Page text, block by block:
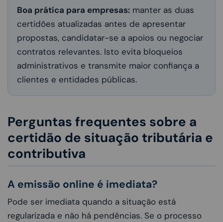
Boa prática para empresas: manter as duas
certidões atualizadas antes de apresentar
propostas, candidatar-se a apoios ou negociar
contratos relevantes. Isto evita bloqueios
administrativos e transmite maior confiança a
clientes e entidades públicas.
Perguntas frequentes sobre a
certidão de situação tributária e
contributiva
A emissão online é imediata?
Pode ser imediata quando a situação está
regularizada e não há pendências. Se o processo